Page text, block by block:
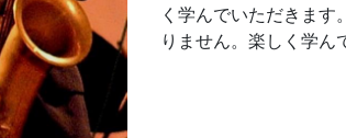
く学んでいただきま
りません。楽しく学ん